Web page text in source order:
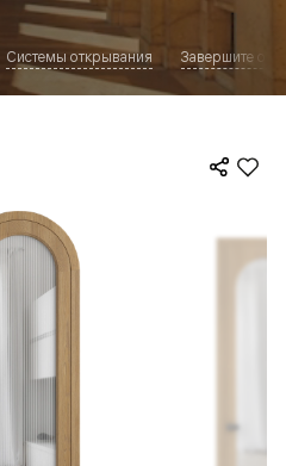
Системы открывания Завершите